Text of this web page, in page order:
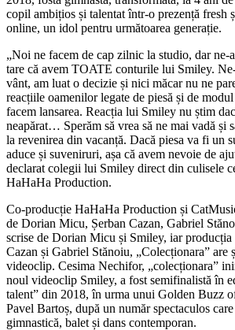
copil ambițios și talentat într-o prezență fresh
online, un idol pentru următoarea generație.
„Noi ne facem de cap zilnic la studio, dar ne-
tare că avem TOATE conturile lui Smiley.
vânt, am luat o decizie și nici măcar nu ne
reacțiile oamenilor legate de piesă și de modul
facem lansarea. Reacția lui Smiley nu știm
neapărat… Sperăm să vrea să ne mai vadă și
la revenirea din vacanță. Dacă piesa va fi un
aduce și suveniruri, așa că avem nevoie de
declarat colegii lui Smiley direct din culisele
HaHaHa Production.
Co-producție HaHaHa Production și
de Dorian Micu, Șerban Cazan, Gabriel
scrise de Dorian Micu și Smiley, iar producția
Cazan și Gabriel Stănoiu, „Colecționara” are
videoclip. Cesima Nechifor, „colecționara”
noul videoclip Smiley, a fost semifinalistă în
talent” din 2018, în urma unui Golden Buzz
Pavel Bartoș, după un număr spectaculos
gimnastică, balet și dans contemporan.